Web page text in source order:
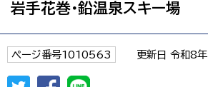
岩手花巻・鉛温泉スキー場
ページ番号1010563 更新日 令和8